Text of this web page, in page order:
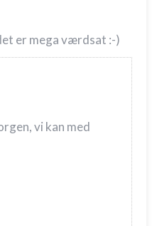
er mega værdsat :-)
vi kan med